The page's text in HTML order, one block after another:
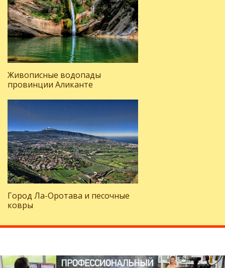
Живописные водопады
провинции Аликанте
Город Ла-Оротава и песочные
ковры